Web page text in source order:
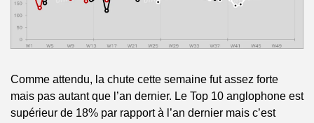
Comme attendu, la chute cette semaine fut assez forte
mais pas autant que l’an dernier. Le Top 10 anglophone est
supérieur de 18% par rapport à l’an dernier mais c’est